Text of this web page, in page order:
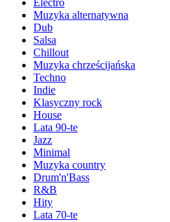
Electro
Muzyka alternatywna
Dub
Salsa
Chillout
Muzyka chrześcijańska
Techno
Indie
Klasyczny rock
House
Lata 90-te
Jazz
Minimal
Muzyka country
Drum'n'Bass
R&B
Hity
Lata 70-te